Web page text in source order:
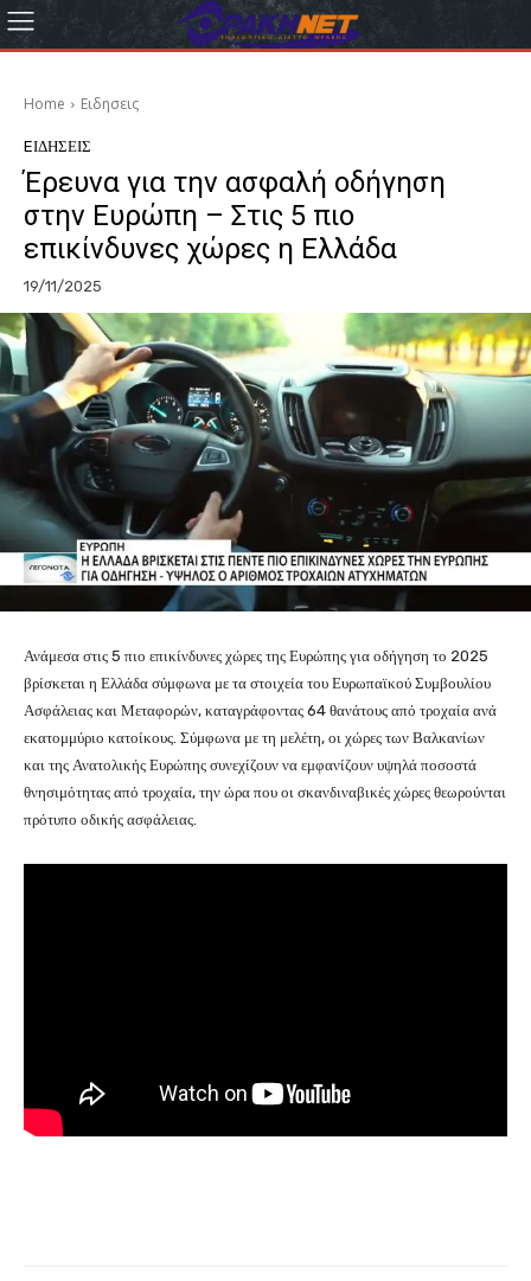
Home Eιδησεις
EΙΔΗΣΕΙΣ
Έρευνα για την ασφαλή οδήγηση
στην Ευρώπη – Στις 5 πιο
επικίνδυνες χώρες η Ελλάδα
19/11/2025
Ανάμεσα στις 5 πιο επικίνδυνες χώρες της Ευρώπης για οδήγηση το 2025
βρίσκεται η Ελλάδα σύμφωνα με τα στοιχεία του Ευρωπαϊκού Συμβουλίου
Ασφάλειας και Μεταφορών, καταγράφοντας 64 θανάτους από τροχαία ανά
εκατομμύριο κατοίκους. Σύμφωνα με τη μελέτη, οι χώρες των Βαλκανίων
και της Ανατολικής Ευρώπης συνεχίζουν να εμφανίζουν υψηλά ποσοστά
θνησιμότητας από τροχαία, την ώρα που οι σκανδιναβικές χώρες θεωρούνται
πρότυπο οδικής ασφάλειας.